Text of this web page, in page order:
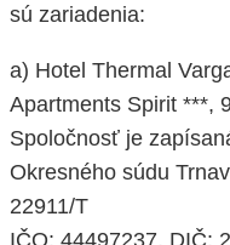
sú zariadenia:
a) Hotel Thermal
Apartments Spirit ***,
Spoločnosť je
Okresného súdu
22911/T
IČO: 44497237, DIČ: